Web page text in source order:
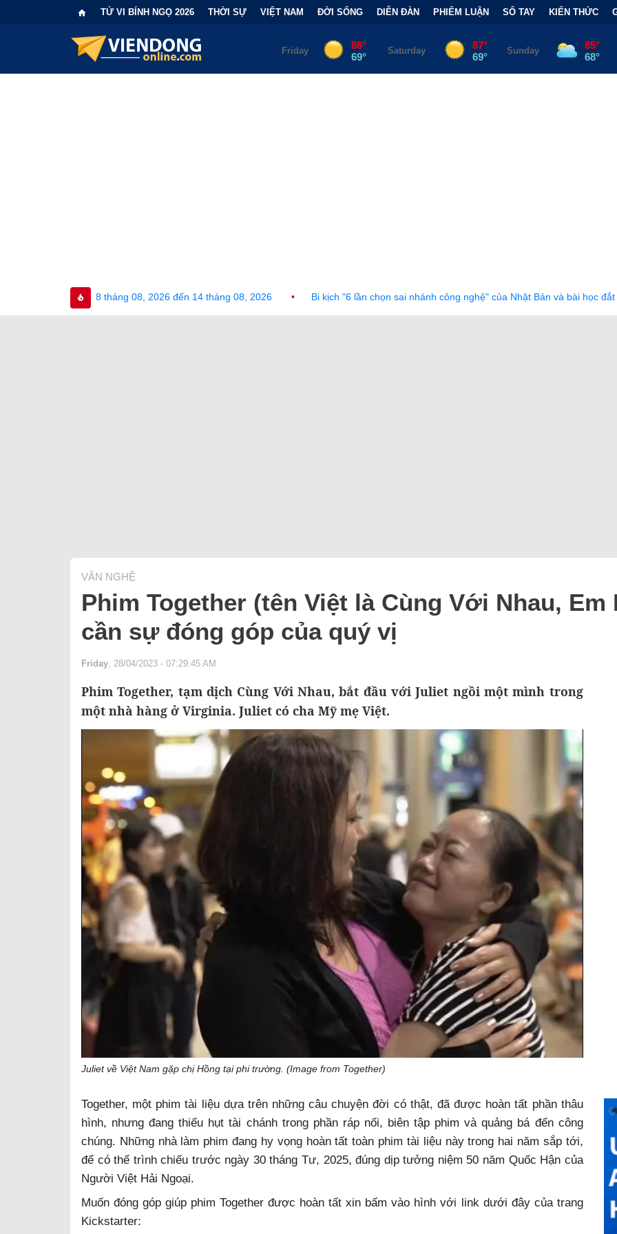
TỬ VI BÍNH NGỌ 2026 THỜI SỰ VIỆT NAM ĐỜI SỐNG DIỄN ĐÀN PHIẾM LUẬN SỔ TAY KIẾN THỨC
08, 2026 đến 14 tháng 08, 2026 • Bi kịch "6 lần chọn sai nhánh công nghệ" của Nhật Bản và bài học đắt giá • Bẫy Tài
VĂN NGHỆ
Phim Together (tên Việt là Cùng Với Nhau, Em
cần sự đóng góp của quý vị
Friday , 28/04/2023 - 07:29:45 AM
Phim Together, tạm dịch Cùng Với Nhau, bắt đầu với Juliet ngồi một mình trong
một nhà hàng ở Virginia. Juliet có cha Mỹ mẹ Việt.
Juliet về Việt Nam gặp chị Hồng tại phi trường. (Image from Together)
Together, một phim tài liệu dựa trên những câu chuyện đời có thật, đã được hoàn tất phần thâu
hình, nhưng đang thiếu hụt tài chánh trong phần ráp nối, biên tập phim và quảng bá đến công
chúng. Những nhà làm phim đang hy vọng hoàn tất toàn phim tài liệu này trong hai năm sắp tới,
để có thể trình chiếu trước ngày 30 tháng Tư, 2025, đúng dịp tưởng niệm 50 năm Quốc Hận của
Người Việt Hải Ngoại.
Muốn đóng góp giúp phim Together được hoàn tất xin bấm vào hình với link dưới đây của trang
Kickstarter: